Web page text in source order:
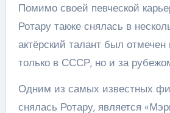
Помимо своей певческой
Ротару также снялась в
актёрский талант был отмечен
только в СССР, но и за
Одним из самых известных
снялась Ротару, является